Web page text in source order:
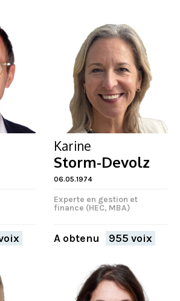
Karine
Storm-Devolz
06.05.1974
Experte en gestion et
finance (HEC, MBA)
A obtenu 955 voix